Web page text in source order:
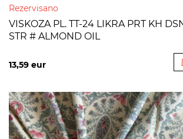
Rezervisano
VISKOZA PL. TT-24 LIKRA PRT KH
STR # ALMOND OIL
13,59 eur